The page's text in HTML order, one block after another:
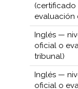
evaluación
Inglés —
oficial o
tribunal)
Inglés —
oficial o